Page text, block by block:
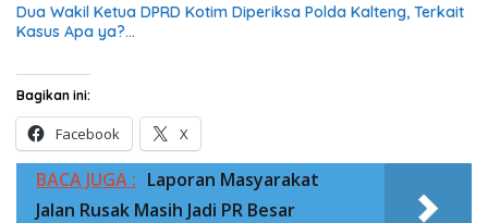
Dua Wakil Ketua DPRD Kotim Diperiksa Polda Kalteng, Terkait
Kasus Apa ya?…
Bagikan ini:
Facebook X
BACA JUGA : Laporan Masyarakat
Jalan Rusak Masih Jadi PR Besar